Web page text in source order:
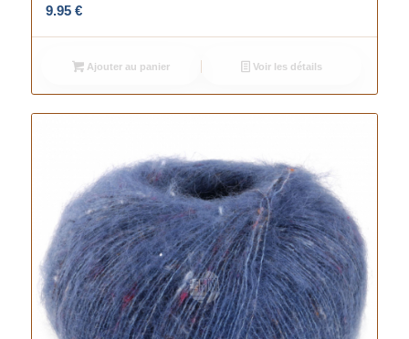
9.95 €
Ajouter au panier Voir les détails